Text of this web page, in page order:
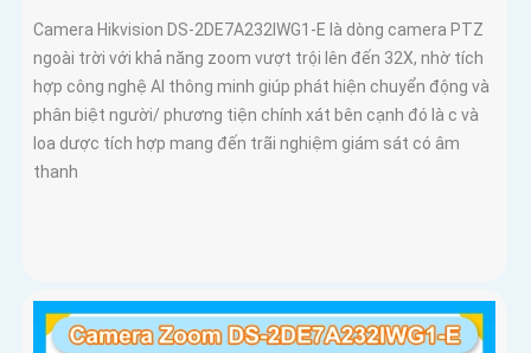
Camera Hikvision DS-2DE7A232IWG1-E là dòng camera PTZ
ngoài trời với khả năng zoom vượt trội lên đến 32X, nhờ tích
hợp công nghệ AI thông minh giúp phát hiện chuyển động và
phân biệt người/ phương tiện chính xát bên cạnh đó là c và
loa dược tích hợp mang đến trãi nghiệm giám sát có âm
thanh